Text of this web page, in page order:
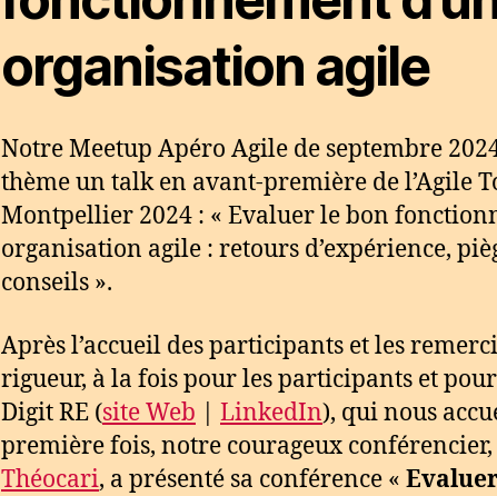
organisation agile
Notre Meetup Apéro Agile de septembre
thème un talk en avant-première de l’Agile
Montpellier 2024 : « Evaluer le bon
organisation agile : retours d’expérience,
conseils ».
Après l’accueil des participants et les
rigueur, à la fois pour les participants et
Digit RE (site Web LinkedIn), qui nous
première fois, notre courageux conférencier,
Théocari, a présenté sa conférence «